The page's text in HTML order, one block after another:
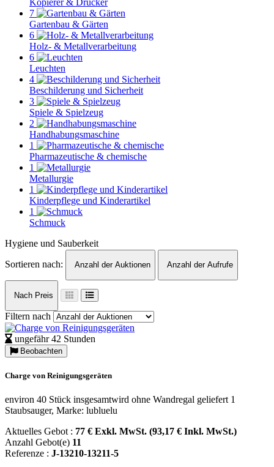
Kopierer & Drucker
7
Gartenbau & Gärten
6
Holz- & Metallverarbeitung
6
Leuchten
4
Beschilderung und Sicherheit
3
Spiele & Spielzeug
2
Handhabungsmaschine
1
Pharmazeutische & chemische
1
Metallurgie
1
Kinderpflege und Kinderartikel
1
Schmuck
Hygiene und Sauberkeit
Sortieren nach:
Anzahl der Auktionen Anzahl der Aufrufe
Nach Preis
Filtern nach
ungefähr 42 Stunden
Beobachten
Charge von Reinigungsgeräten
environ 40 Stück insgesamtwird ohne Wandregal geliefert 1
Staubsauger, Marke: lubluelu
Aktuelles Gebot : 77 € Exkl. MwSt. (93,17 € Inkl. MwSt.)
Anzahl Gebot(e) 11
Referenze : J-13210-13211-5